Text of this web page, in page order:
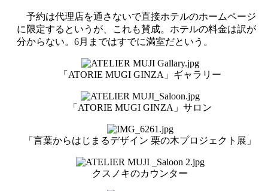
予約は代理店を通さないで直接ホテルのホームページ
に限定するというが、これも賛成。ホテルの料金は訳が
分からない。6月まではすでに満室だという。
「ATORIE MUGI GINZA」ギャラリー
「ATORIE MUGI GINZA」サロン
「言葉からはじまるデザイン 栗の木プロジェクト展」
クスノキのカウンター